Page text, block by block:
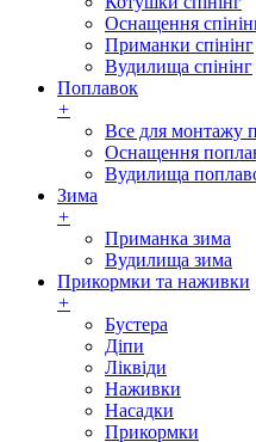
Оснащення
Приманки спінінг
Вудилища спінінг
Поплавок
+
Все для монтажу
Оснащення
Вудилища
Зима
+
Приманка зима
Вудилища зима
Прикормки та наживки
+
Бустера
Діпи
Ліквіди
Наживки
Насадки
Прикормки